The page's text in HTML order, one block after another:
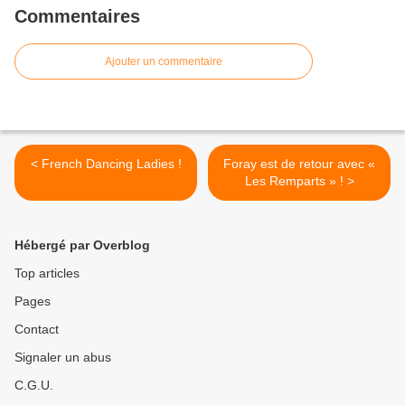
Commentaires
Ajouter un commentaire
< French Dancing Ladies !
Foray est de retour avec «
Les Remparts » ! >
Hébergé par Overblog
Top articles
Pages
Contact
Signaler un abus
C.G.U.